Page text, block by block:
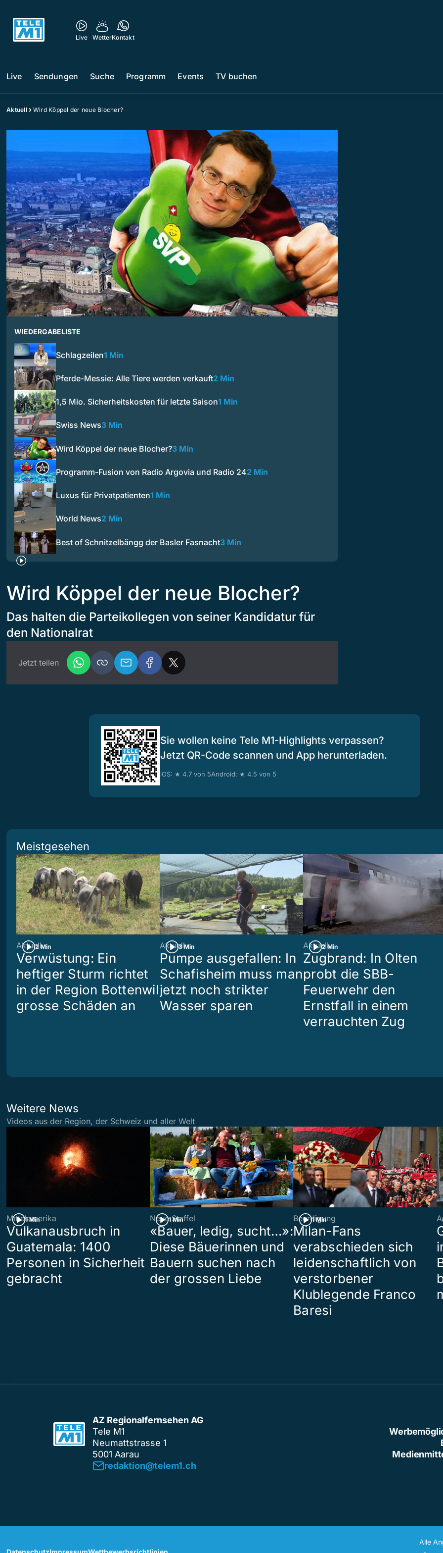
Live WetterKontakt
Live Sendungen Suche Programm Events TV buchen
Aktuell Wird Köppel der neue Blocher?
WIEDERGABELISTE
Schlagzeilen1 Min
Pferde-Messie: Alle Tiere werden verkauft2 Min
1,5 Mio. Sicherheitskosten für letzte Saison1 Min
Swiss News3 Min
Wird Köppel der neue Blocher?3 Min
Programm-Fusion von Radio Argovia und Radio 242 Min
Luxus für Privatpatienten1 Min
World News2 Min
Best of Schnitzelbängg der Basler Fasnacht3 Min
Wird Köppel der neue Blocher?
Das halten die Parteikollegen von seiner Kandidatur für
den Nationalrat
Jetzt teilen
Sie wollen keine Tele M1-Highlights verpassen?
Jetzt QR-Code scannen und App herunterladen.
iOS: ★ 4.7 von 5Android: ★ 4.5 von 5
Meistgesehen
2 Min
Aktuell
Verwüstung: Ein
heftiger Sturm richtet
in der Region Bottenwil
grosse Schäden an
3 Min
Aktuell
Pumpe ausgefallen: In
Schafisheim muss man
jetzt noch strikter
Wasser sparen
2 Min
Aktuell
Zugbrand: In Olten
probt die SBB-
Feuerwehr den
Ernstfall in einem
verrauchten Zug
Weitere News
Videos aus der Region, der Schweiz und aller Welt
1 Min
Mittelamerika
Vulkanausbruch in
Guatemala: 1400
Personen in Sicherheit
gebracht
1 Min
Neue Staffel
«Bauer, ledig, sucht…»:
Diese Bäuerinnen und
Bauern suchen nach
der grossen Liebe
1 Min
Beerdigung
Milan-Fans
verabschieden sich
leidenschaftlich von
verstorbener
Klublegende Franco
Baresi
AZ Regionalfernsehen AG
Tele M1
Neumattstrasse 1
5001 Aarau
redaktion@telem1.ch
Alle